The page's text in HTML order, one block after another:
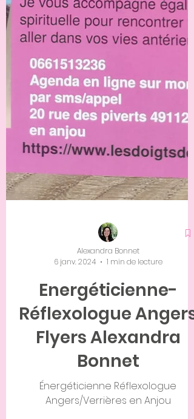
Alexandra Bonnet
6 janv. 2024
1 min de lecture
Energéticienne-
Réflexologue Angers
Flyers Alexandra